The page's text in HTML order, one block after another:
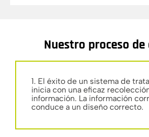
Nuestro proceso de
1. El éxito de un sistema de
inicia con una eficaz
información. La información
conduce a un diseño correcto.